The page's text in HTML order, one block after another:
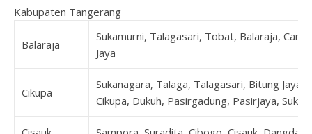
Kabupaten Tangerang
Balaraja
Sukamurni, Talagasari, Tobat, Balaraja,
Jaya
Cikupa
Sukanagara, Talaga, Talagasari, Bitung
Cikupa, Dukuh, Pasirgadung, Pasirjaya,